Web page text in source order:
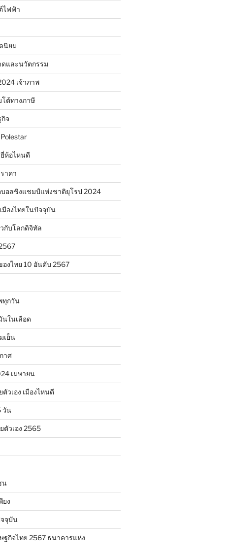
ไฟฟ้า
นิยม
และนวัตกรรม
เจ้าภาพ
ต้ทางภาษี
จ
ห้อไหนดี
าคา
อลชิงแชมป์แห่งชาติยุโรป 2024
มืองไทยในปัจจุบัน
กับโลกดิจิทัล
งไทย 10 อันดับ 2567
ทุกวัน
นในเลือด
เย็น
าศ
เมษายน
วเอง เมืองไหนดี
วัน
ตัวเอง 2565
น
ยง
จุบัน
ฐกิจไทย 2567 ธนาคารแห่ง